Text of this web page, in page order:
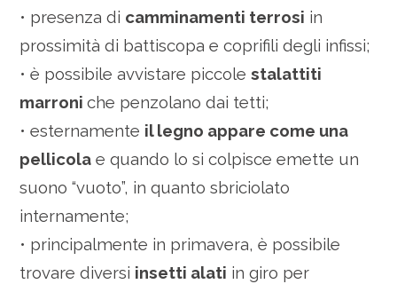
• presenza di camminamenti terrosi in
prossimità di battiscopa e coprifili degli infissi;
• è possibile avvistare piccolestalattiti
marroniche penzolano dai tetti;
• esternamente il legno appare come una
pellicola e quando lo si colpisce emette un
suono “vuoto”, in quanto sbriciolato
internamente;
• principalmente in primavera, è possibile
trovare diversi insetti alati in giro per